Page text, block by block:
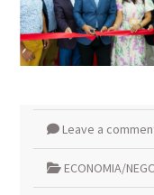
Leave a
ECONOMIA/